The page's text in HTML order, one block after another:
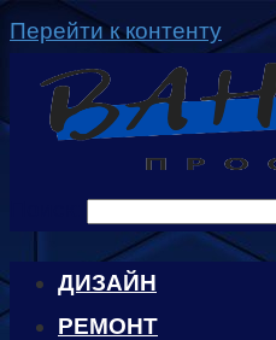
Перейти к контенту
ДИЗАЙН
РЕМОНТ